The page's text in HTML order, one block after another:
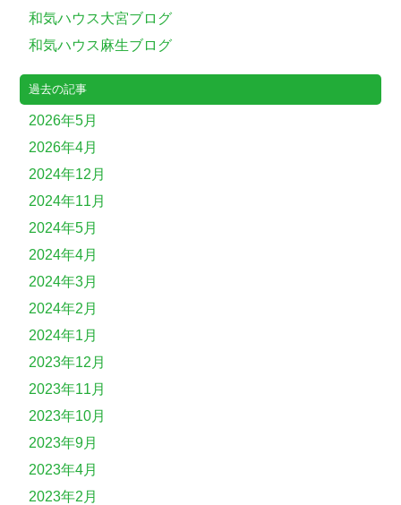
和気ハウス大宮ブログ
和気ハウス麻生ブログ
過去の記事
2026年5月
2026年4月
2024年12月
2024年11月
2024年5月
2024年4月
2024年3月
2024年2月
2024年1月
2023年12月
2023年11月
2023年10月
2023年9月
2023年4月
2023年2月